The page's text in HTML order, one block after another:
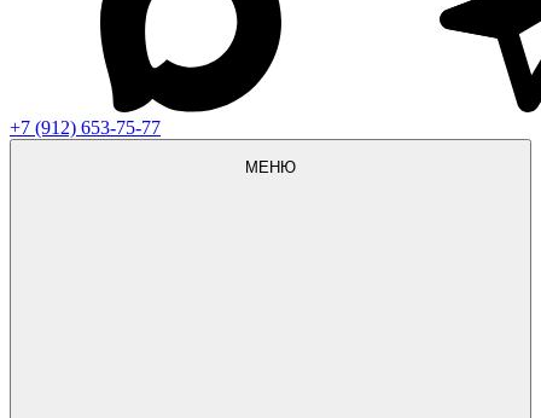
+7 (912) 653-75-77
МЕНЮ